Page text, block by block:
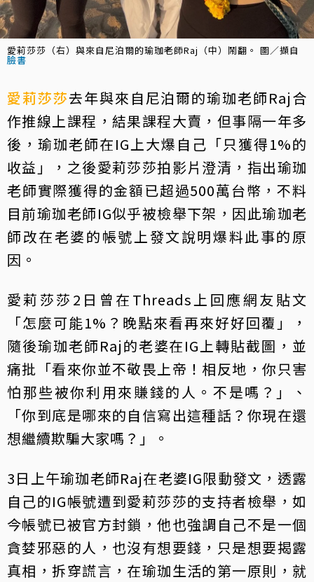
愛莉莎莎（右）與來自尼泊爾的瑜珈老師Raj（中）鬧翻。 圖／擷自
臉書
愛莉莎莎去年與來自尼泊爾的瑜珈老師Raj合
作推線上課程，結果課程大賣，但事隔一年多
後，瑜珈老師在IG上大爆自己「只獲得1%的
收益」，之後愛莉莎莎拍影片澄清，指出瑜珈
老師實際獲得的金額已超過500萬台幣，不料
目前瑜珈老師IG似乎被檢舉下架，因此瑜珈老
師改在老婆的帳號上發文說明爆料此事的原
因。
愛莉莎莎2日曾在Threads上回應網友貼文
「怎麼可能1%？晚點來看再來好好回覆」，
隨後瑜珈老師Raj的老婆在IG上轉貼截圖，並
痛批「看來你並不敬畏上帝！相反地，你只害
怕那些被你利用來賺錢的人。不是嗎？」、
「你到底是哪來的自信寫出這種話？你現在還
想繼續欺騙大家嗎？」。
3日上午瑜珈老師Raj在老婆IG限動發文，透露
自己的IG帳號遭到愛莉莎莎的支持者檢舉，如
今帳號已被官方封鎖，他也強調自己不是一個
貪婪邪惡的人，也沒有想要錢，只是想要揭露
真相，拆穿謊言，在瑜珈生活的第一原則，就